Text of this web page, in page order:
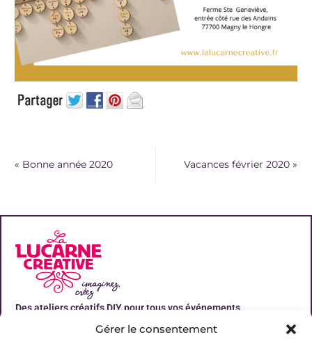
Gérer le consentement
« Bonne année 2020 Vacances février 2020 »
Des ateliers créatifs DIY pour tous vos événements